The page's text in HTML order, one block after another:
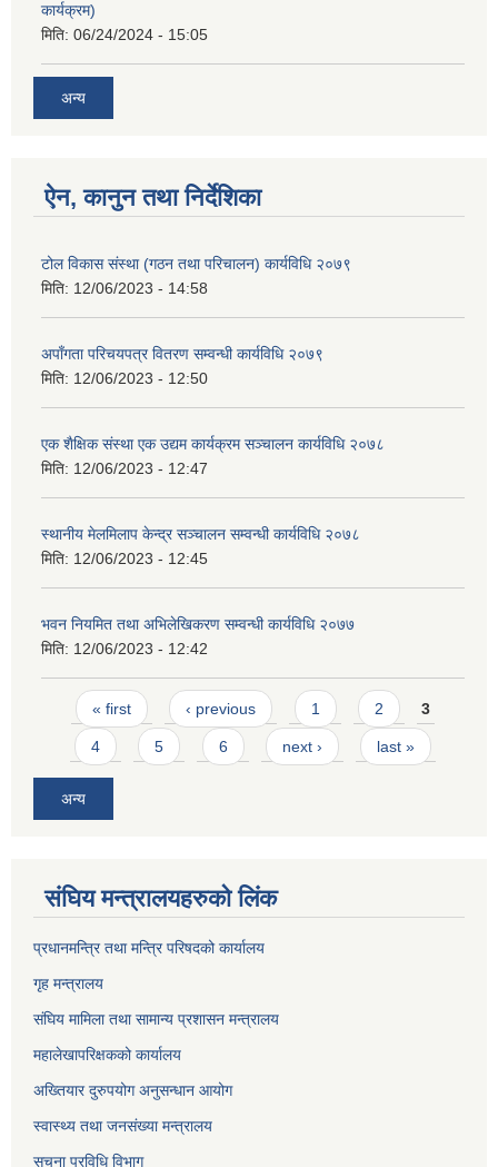
कार्यक्रम)
मिति: 06/24/2024 - 15:05
अन्य
ऐन, कानुन तथा निर्देशिका
टोल विकास संस्था (गठन तथा परिचालन) कार्यविधि २०७९
मिति: 12/06/2023 - 14:58
अपाँगता परिचयपत्र वितरण सम्वन्धी कार्यविधि २०७९
मिति: 12/06/2023 - 12:50
एक शैक्षिक संस्था एक उद्यम कार्यक्रम सञ्चालन कार्यविधि २०७८
मिति: 12/06/2023 - 12:47
स्थानीय मेलमिलाप केन्द्र सञ्चालन सम्वन्धी कार्यविधि २०७८
मिति: 12/06/2023 - 12:45
भवन नियमित तथा अभिलेखिकरण सम्वन्धी कार्यविधि २०७७
मिति: 12/06/2023 - 12:42
Pages
« first ‹ previous 1 2 3
4 5 6 next › last »
अन्य
संघिय मन्त्र‍ालयहरुको लिंक
प्रधानमन्त्रि तथा मन्त्रि परिषदको कार्यालय
गृह मन्त्रालय
संघिय मामिला तथा सामान्य प्रशासन मन्त्रालय
महालेखापरिक्षकको कार्यालय
अख्तियार दुरुपयोग अनुसन्धान आयोग
स्वास्थ्य तथा जनसंख्या मन्त्रालय
सुचना प्रविधि विभाग